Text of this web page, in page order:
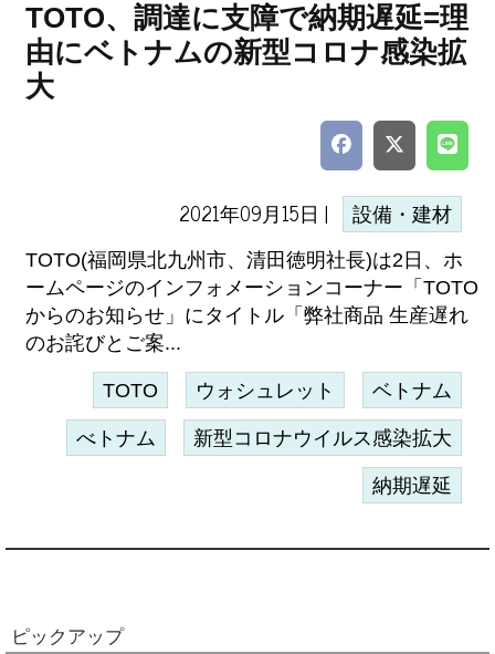
TOTO、調達に支障で納期遅延=理
由にベトナムの新型コロナ感染拡
大
2021年09月15日 | 設備・建材
TOTO(福岡県北九州市、清田徳明社長)は2日、ホ
ームページのインフォメーションコーナー「TOTO
からのお知らせ」にタイトル「弊社商品 生産遅れ
のお詫びとご案...
TOTO ウォシュレット ベトナム
べトナム 新型コロナウイルス感染拡大
納期遅延
ピックアップ